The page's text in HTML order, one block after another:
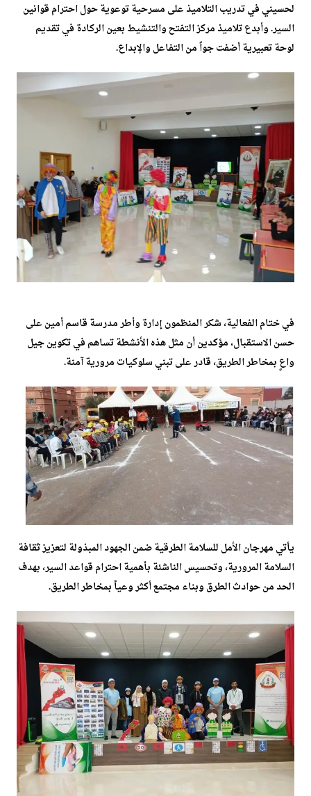
لحسيني في تدريب التلاميذ على مسرحية توعوية حول احترام قوانين
السير. وأبدع تلاميذ مركز التفتح والتنشيط بعين الركادة في تقديم
لوحة تعبيرية أضفت جواً من التفاعل والإبداع.
في ختام الفعالية، شكر المنظمون إدارة وأطر مدرسة قاسم أمين على
حسن الاستقبال، مؤكدين أن مثل هذه الأنشطة تساهم في تكوين جيل
واعٍ بمخاطر الطريق، قادر على تبني سلوكيات مرورية آمنة.
يأتي مهرجان الأمل للسلامة الطرقية ضمن الجهود المبذولة لتعزيز ثقافة
السلامة المرورية، وتحسيس الناشئة بأهمية احترام قواعد السير، بهدف
الحد من حوادث الطرق وبناء مجتمع أكثر وعياً بمخاطر الطريق.